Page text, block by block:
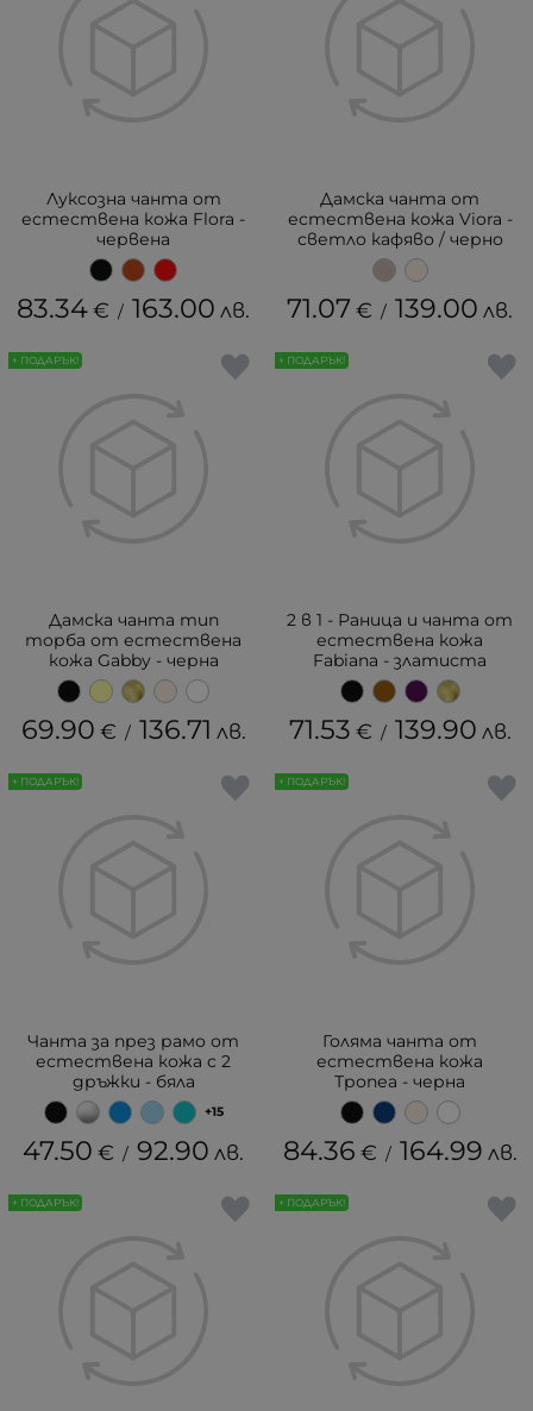
Луксозна чанта от
естествена кожа Flora -
червена
83.34€ / 163.00 лв.
Дамска чанта от
естествена кожа Viora -
светло кафяво / черно
71.07 € / 139.00 лв.
Дамска чанта тип
торба от естествена
кожа Gabby - черна
69.90 € / 136.71 лв.
+ ПОДАРЪК!
2 в 1 - Раница и чанта от
естествена кожа
Fabiana - златиста
71.53 € / 139.90 лв.
+ ПОДАРЪК!
Чанта за през рамо от
естествена кожа с 2
дръжки - бяла
+15
47.50 € / 92.90 лв.
+ ПОДАРЪК!
Голяма чанта от
естествена кожа
Тропеа - черна
84.36 € / 164.99 лв.
+ ПОДАРЪК!
+ ПОДАРЪК! + ПОДАРЪК!